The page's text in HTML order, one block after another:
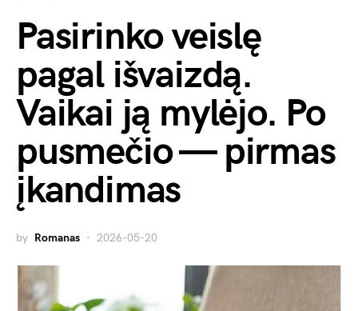
Pasirinko veislę
pagal išvaizdą.
Vaikai ją mylėjo. Po
pusmečio — pirmas
įkandimas
by Romanas 2026-05-20